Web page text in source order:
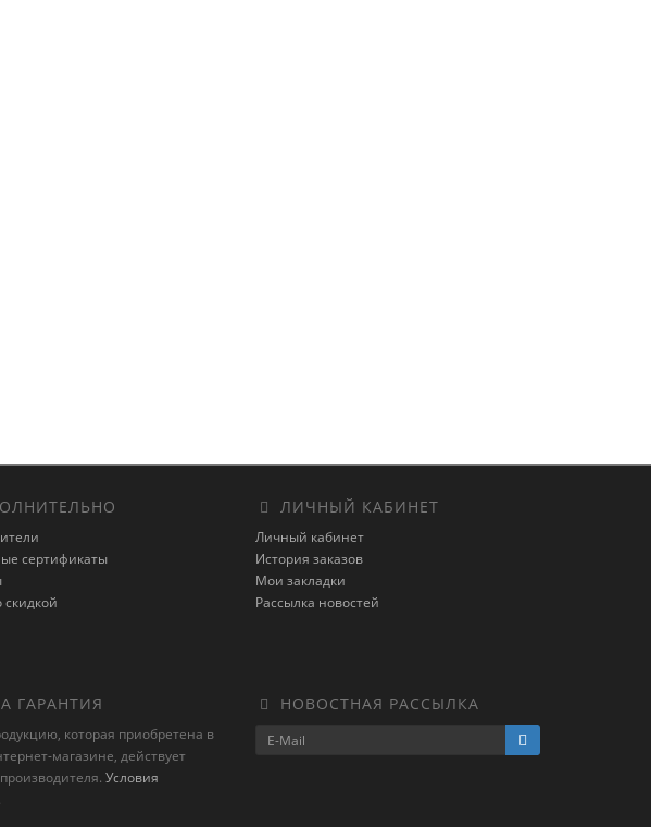
сертификаты
скидкой
ЛИЧНЫЙ КАБИНЕТ
Личный кабинет
История заказов
Мои закладки
Рассылка новостей
ГАРАНТИЯ
которая приобретена в
магазине, действует
Условия
НОВОСТНАЯ РАССЫЛКА